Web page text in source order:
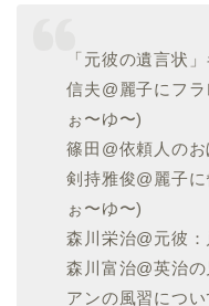
「元彼の遺言状
信夫@麗子にフ
ぉ〜ゆ〜)
篠田@依頼人の
剣持雅俊@麗子
ぉ〜ゆ〜)
森川栄治@元彼
森川富治@英治
アンの風習につ